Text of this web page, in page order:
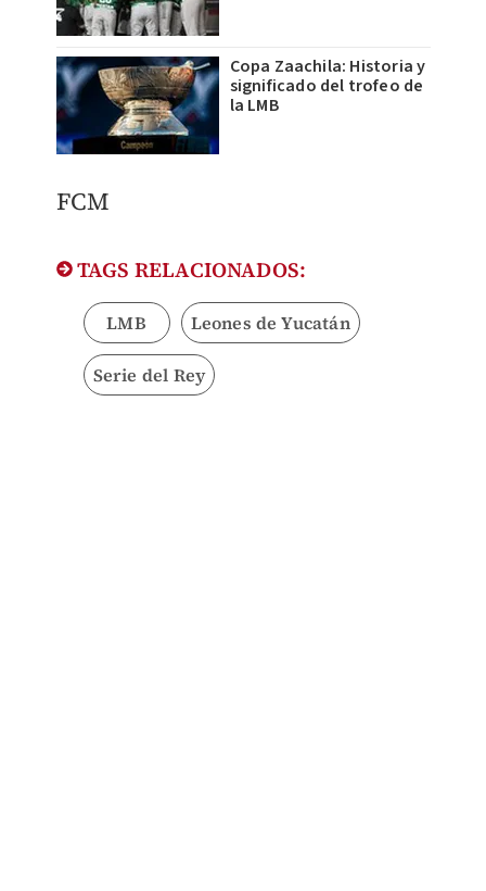
Copa Zaachila: Historia y
significado del trofeo de
la LMB
​FCM
TAGS RELACIONADOS:
LMB Leones de Yucatán
Serie del Rey